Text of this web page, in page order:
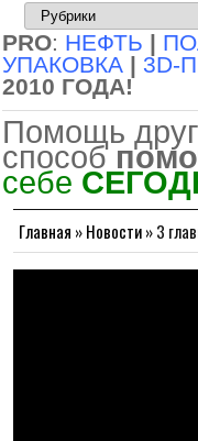
PRO: НЕФТЬ |
УПАКОВКА | 3D-
2010 ГОДА!
Помощь
способ
себе
Главная »Новости»3